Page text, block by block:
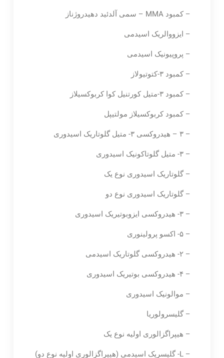
– کمبود MMA – سمی آلدئید دهیدروژناز
– ایزووالریک اسیدمی
– پروپیونیک اسیدمی
– کمبود ۳-کتوتیولاز
– کمبود ۳-متیل کورتنیل کوا کربوکسیلاز
– کمبود کربوکسیلاز مولتیپل
– ۳ – هیدروکسی ۳- متیل گلوتاریک اسیدوری
– ۳- متیل گلوتاکونیک اسیدوری
– گلوتاریک اسیدوری نوع یک
– گلوتاریک اسیدوری نوع دو
– ۳- هیدروکسی ایزوبوتیریک اسیدوری
– ۵- اکسو پرولینوری
– ۲- هیدروکسی گلوتاریک اسیدمی
– ۴- هیدروکسی بوتیریک اسیدوری
– موالونیک اسیدوری
– گلیسرولوریا
– هیپراگزالوری اولیه نوع یک
– L- گلیسریک اسیدمی (هیپراگزالوری اولیه نوع دو)